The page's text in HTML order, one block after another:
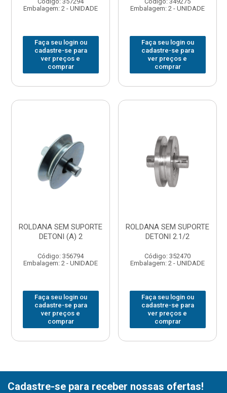
Embalagem: 2 - UNIDADE
Faça seu login ou
cadastre-se para
ver preços e
comprar
Embalagem: 2 - UNIDADE
Faça seu login ou
cadastre-se para
ver preços e
comprar
ROLDANA SEM SUPORTE
DETONI (A) 2
Código: 356794
Embalagem: 2 - UNIDADE
Faça seu login ou
cadastre-se para
ver preços e
comprar
ROLDANA SEM SUPORTE
DETONI 2.1/2
Código: 352470
Embalagem: 2 - UNIDADE
Faça seu login ou
cadastre-se para
ver preços e
comprar
Cadastre-se para receber nossas ofertas!